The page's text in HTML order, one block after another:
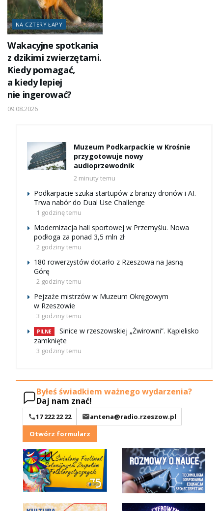
NA CZTERY ŁAPY
Wakacyjne spotkania
z dzikimi zwierzętami.
Kiedy pomagać,
a kiedy lepiej
nie ingerować?
09.08.2026
Muzeum Podkarpackie w Krośnie
przygotowuje nowy
audioprzewodnik
2 minuty temu
Podkarpacie szuka startupów z branży dronów i AI.
Trwa nabór do Dual Use Challenge
1 godzinę temu
Modernizacja hali sportowej w Przemyślu. Nowa
podłoga za ponad 3,5 mln zł
2 godziny temu
180 rowerzystów dotarło z Rzeszowa na Jasną
Górę
2 godziny temu
Pejzaże mistrzów w Muzeum Okręgowym
w Rzeszowie
3 godziny temu
PILNE
Sinice w rzeszowskiej „Żwirowni”. Kąpielisko
zamknięte
3 godziny temu
Byłeś świadkiem ważnego wydarzenia?
Daj nam znać!
17 222 22 22
antena@radio.rzeszow.pl
Otwórz formularz